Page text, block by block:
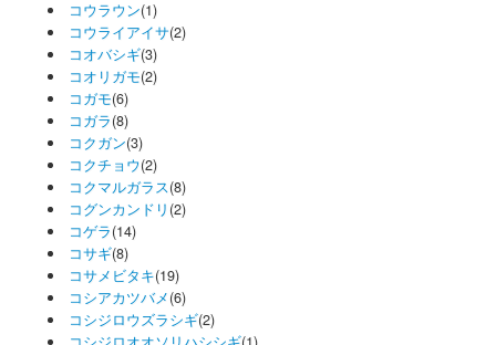
コウラウン(1)
コウライアイサ(2)
コオバシギ(3)
コオリガモ(2)
コガモ(6)
コガラ(8)
コクガン(3)
コクチョウ(2)
コクマルガラス(8)
コグンカンドリ (2)
コゲラ(14)
コサギ(8)
コサメビタキ(19)
コシアカツバメ(6)
コシジロウズラシギ(2)